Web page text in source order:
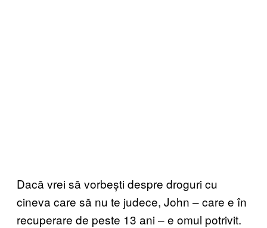
Dacă vrei să vorbești despre droguri cu
cineva care să nu te judece, John – care e în
recuperare de peste 13 ani – e omul potrivit.